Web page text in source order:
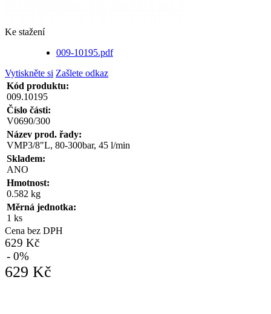
Ke stažení
009-10195.pdf
Vytiskněte si Zašlete odkaz
Kód produktu:
009.10195
Číslo části:
V0690/300
Název prod. řady:
VMP3/8"L, 80-300bar, 45 l/min
Skladem:
ANO
Hmotnost:
0.582 kg
Měrná jednotka:
1 ks
Cena bez DPH
629 Kč
- 0%
629 Kč